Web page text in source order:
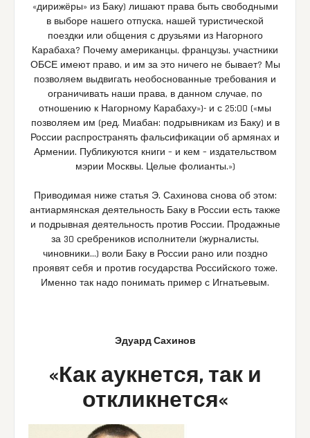
«дирижёры» из Баку) лишают права быть свободными
в выборе нашего отпуска, нашей туристической
поездки или общения с друзьями из Нагорного
Карабаха? Почему американцы, французы, участники
ОБСЕ имеют право, и им за это ничего не бывает? Мы
позволяем выдвигать необоснованные требования и
ограничивать наши права, в данном случае, по
отношению к Нагорному Карабаху»)- и с 25:00 («мы
позволяем им (ред. Миабан: подрывникам из Баку) и в
России распространять фальсификации об армянах и
Армении. Публикуются книги – и кем – издательством
мэрии Москвы. Целые фолианты.»)
Приводимая ниже статья Э. Сахинова снова об этом:
антиармянская деятельность Баку в России есть также
и подрывная деятельность против России. Продажные
за 30 сребреников исполнители (журналисты,
чиновники…) воли Баку в России рано или поздно
проявят себя и против государства Российского тоже.
Именно так надо понимать пример с Игнатьевым.
Эдуард Сахинов
«Как аукнется, так и
откликнется«